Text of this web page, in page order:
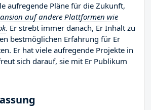
aufregende Pläne für die Zukunft,
auf andere Plattformen wie
. Er strebt immer danach, Er Inhalt zu
bestmöglichen Erfahrung für Er
Er hat viele aufregende Projekte in
sich darauf, sie mit Er Publikum